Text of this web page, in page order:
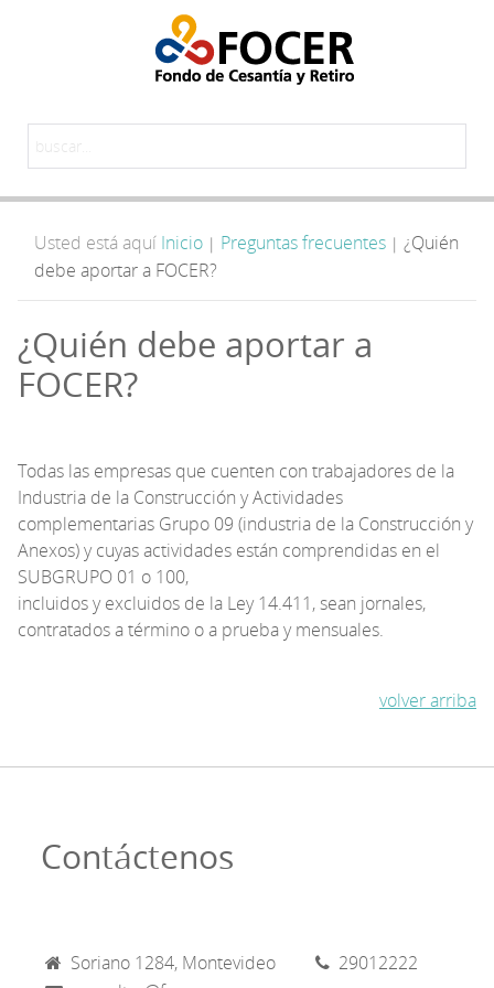
Usted está aquí Inicio | Preguntas frecuentes | ¿Quién
debe aportar a FOCER?
¿Quién debe aportar a
FOCER?
Todas las empresas que cuenten con trabajadores de la
Industria de la Construcción y Actividades
complementarias Grupo 09 (industria de la Construcción y
Anexos) y cuyas actividades están comprendidas en el
SUBGRUPO 01 o 100,
incluidos y excluidos de la Ley 14.411, sean jornales,
contratados a término o a prueba y mensuales.
volver arriba
Contáctenos
Soriano 1284, Montevideo
29012222